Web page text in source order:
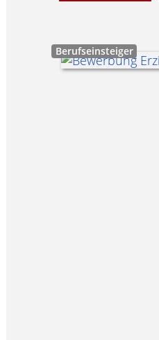
Berufseinsteiger